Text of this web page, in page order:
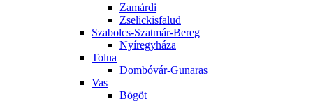
Zamárdi
Zselickisfalud
Szabolcs-Szatmár-Bereg
Nyíregyháza
Tolna
Dombóvár-Gunaras
Vas
Bögöt